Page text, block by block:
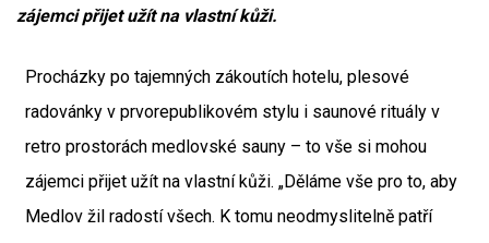
zájemci přijet užít na vlastní kůži.
Procházky po tajemných zákoutích hotelu, plesové
radovánky v prvorepublikovém stylu i saunové rituály v
retro prostorách medlovské sauny – to vše si mohou
zájemci přijet užít na vlastní kůži. „Děláme vše pro to, aby
Medlov žil radostí všech. K tomu neodmyslitelně patří